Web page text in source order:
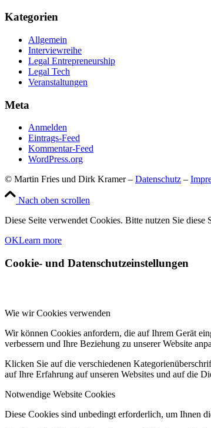
Kategorien
Allgemein
Interviewreihe
Legal Entrepreneurship
Legal Tech
Veranstaltungen
Meta
Anmelden
Eintrags-Feed
Kommentar-Feed
WordPress.org
© Martin Fries und Dirk Kramer – Datenschutz –
Nach oben scrollen
Diese Seite verwendet Cookies. Bitte nutzen Sie diese
OKLearn more
Cookie- und Datenschutzeinstellungen
Wie wir Cookies verwenden
Wir können Cookies anfordern, die auf Ihrem Gerät
verbessern und Ihre Beziehung zu unserer Website
Klicken Sie auf die verschiedenen
auf Ihre Erfahrung auf unseren Websites und auf die
Notwendige Website Cookies
Diese Cookies sind unbedingt erforderlich, um Ihnen